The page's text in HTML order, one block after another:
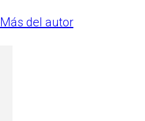
Más del autor